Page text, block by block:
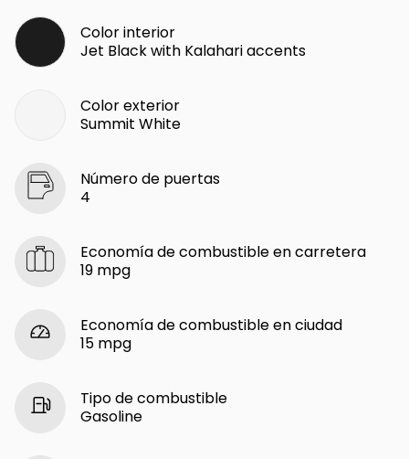
Color interior
Jet Black with Kalahari accents
Color exterior
Summit White
Número de puertas
4
Economía de combustible en carretera
19 mpg
Economía de combustible en ciudad
15 mpg
Tipo de combustible
Gasoline